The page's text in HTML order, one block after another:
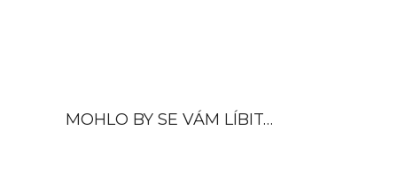
MOHLO BY SE VÁM LÍBIT…